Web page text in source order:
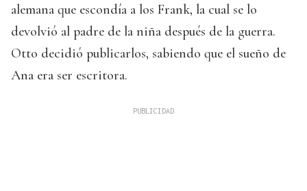
alemana que escondía a los Frank, la cual se lo
devolvió al padre de la niña después de la guerra.
Otto decidió publicarlos, sabiendo que el sueño de
Ana era ser escritora.